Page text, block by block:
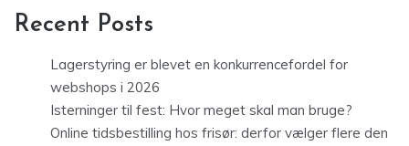
Recent Posts
Lagerstyring er blevet en konkurrencefordel for
webshops i 2026
Isterninger til fest: Hvor meget skal man bruge?
Online tidsbestilling hos frisør: derfor vælger flere den